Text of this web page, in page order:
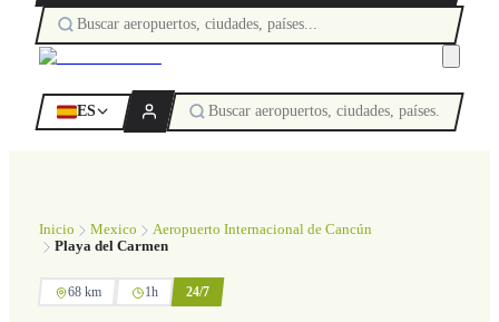
ES
Inicio Mexico
Aeropuerto Internacional de Cancún
Playa del Carmen
68 km 1h 24/7